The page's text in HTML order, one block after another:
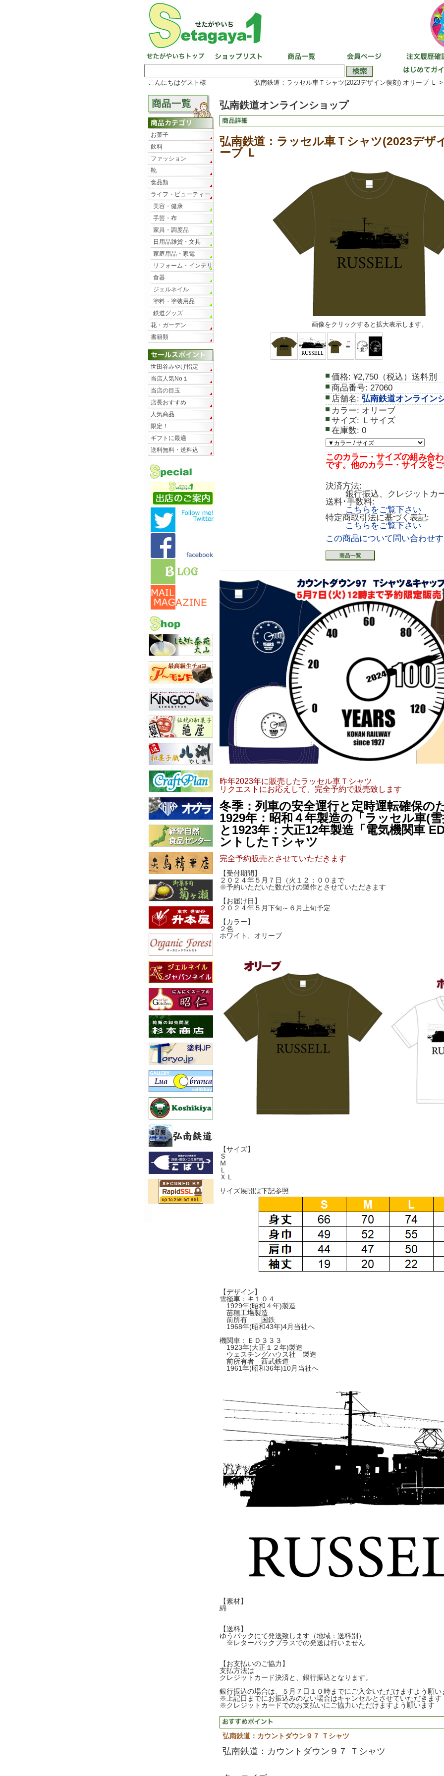
こんにちはゲスト様 弘南鉄道：ラッセル車Ｔシャツ(2023デザイン復刻) オリーブ Ｌ
弘南鉄道オンラインショップ
弘南鉄道：ラッセル車Ｔシャツ(2023デザ
ーブ Ｌ
画像をクリックすると拡大表示します。
価格: ¥2,750（税込）送料別
商品番号: 27060
店舗名: 弘南鉄道オンライン
カラー: オリーブ
サイズ: Ｌサイズ
在庫数: 0
このカラー・サイズの組み合
です。他のカラー・サイズを
決済方法:
銀行振込、クレジットカ
送料･手数料:
こちらをご覧下さい
特定商取引法に基づく表記:
こちらをご覧下さい
この商品について問い合わせ
昨年2023年に販売したラッセル車Ｔシャツ
リクエストにお応えして、完全予約で販売致します
冬季：列車の安全運行と定時運転確保の
1929年：昭和４年製造の「ラッセル車(
と1923年：大正12年製造「電気機関車
ントしたＴシャツ
完全予約販売とさせていただきます
【受付期間】
２０２４年５月７日（火１２：００まで
※予約いただいた数だけの製作とさせていただきます
【お届け日】
２０２４年５月下旬～６月上旬予定
【カラー】
２色
ホワイト、オリーブ
【サイズ】
Ｓ
Ｍ
Ｌ
ＸＬ
サイズ展開は下記参照
【デザイン】
雪掻車：キ１０４
1929年(昭和４年)製造
苗穂工場製造
前所有 国鉄
1968年(昭和43年)4月当社へ
機関車：ＥＤ３３３
1923年(大正１２年)製造
ウェスチングハウス社 製造
前所有者 西武鉄道
1961年(昭和36年)10月当社へ
【素材】
綿
【送料】
ゆうパックにて発送致します（地域：送料別）
※レターパックプラスでの発送は行いません
【お支払いのご協力】
支払方法は
クレジットカード決済と、銀行振込となります。
銀行振込の場合は、５月７日１０時までにご入金いただけますよう願い
※上記日までにお振込みのない場合はキャンセルとさせていただきます
※クレジットカードでのお支払いにご協力いただけますよう願います
弘南鉄道：カウントダウン９７ Ｔシャツ
弘南鉄道：カウントダウン９７ Ｔシャツ
お菓子
飲料
ファッション
靴
食品類
ライフ・ビューティー
美容・健康
手芸・布
家具・調度品
日用品雑貨・文具
家庭用品・家電
リフォーム・インテリ
ア
食器
ジェルネイル
塗料・塗装用品
鉄道グッズ
花・ガーデン
書籍類
世田谷みやげ指定
当店人気No１
当店の目玉
店長おすすめ
人気商品
限定！
ギフトに最適
送料無料・送料込